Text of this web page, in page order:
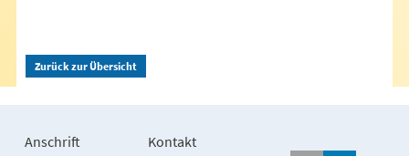
Zurück zur Übersicht
Anschrift Kontakt